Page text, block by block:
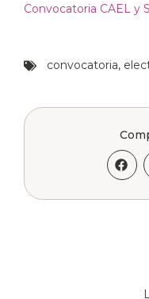
Convocatoria CAEL y
convocatoria,